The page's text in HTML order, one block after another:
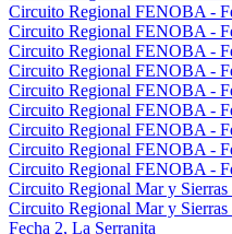
Circuito Regional FENOBA -
Circuito Regional FENOBA -
Circuito Regional FENOBA -
Circuito Regional FENOBA -
Circuito Regional FENOBA -
Circuito Regional FENOBA -
Circuito Regional FENOBA -
Circuito Regional FENOBA -
Circuito Regional FENOBA -
Circuito Regional Mar y
Circuito Regional Mar y
Fecha 2, La Serranita